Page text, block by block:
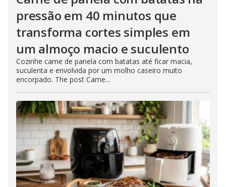
pressão em 40 minutos que
transforma cortes simples em
um almoço macio e suculento
Cozinhe carne de panela com batatas até ficar macia,
suculenta e envolvida por um molho caseiro muito
encorpado. The post Carne...